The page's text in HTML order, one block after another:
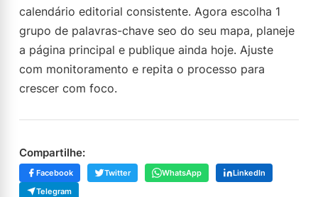
calendário editorial consistente. Agora escolha 1
grupo de palavras-chave seo do seu mapa, planeje
a página principal e publique ainda hoje. Ajuste
com monitoramento e repita o processo para
crescer com foco.
Compartilhe:
Facebook Twitter WhatsApp
LinkedIn
Telegram